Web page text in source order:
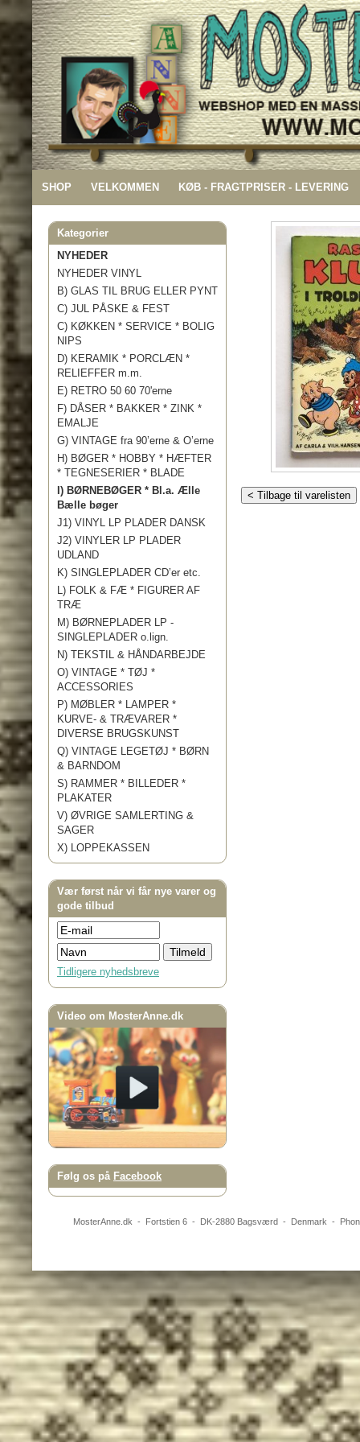
SHOP VELKOMMEN KØB - FRAGTPRISER - LEVERING
Kategorier
NYHEDER
NYHEDER VINYL
B) GLAS TIL BRUG ELLER PYNT
C) JUL PÅSKE & FEST
C) KØKKEN * SERVICE * BOLIG
NIPS
D) KERAMIK * PORCLÆN *
RELIEFFER m.m.
E) RETRO 50 60 70'erne
F) DÅSER * BAKKER * ZINK *
EMALJE
G) VINTAGE fra 90’erne & O’erne
H) BØGER * HOBBY * HÆFTER
* TEGNESERIER * BLADE
I) BØRNEBØGER * Bl.a. Ælle
Bælle bøger
J1) VINYL LP PLADER DANSK
J2) VINYLER LP PLADER
UDLAND
K) SINGLEPLADER CD’er etc.
L) FOLK & FÆ * FIGURER AF
TRÆ
M) BØRNEPLADER LP -
SINGLEPLADER o.lign.
N) TEKSTIL & HÅNDARBEJDE
O) VINTAGE * TØJ *
ACCESSORIES
P) MØBLER * LAMPER *
KURVE- & TRÆVARER *
DIVERSE BRUGSKUNST
Q) VINTAGE LEGETØJ * BØRN
& BARNDOM
S) RAMMER * BILLEDER *
PLAKATER
V) ØVRIGE SAMLERTING &
SAGER
X) LOPPEKASSEN
Vær først når vi får nye varer og
gode tilbud
Tidligere nyhedsbreve
Video om MosterAnne.dk
Følg os på Facebook
< Tilbage til varelisten
MosterAnne.dk - Fortstien 6- DK-2880 Bagsværd- Denmark -